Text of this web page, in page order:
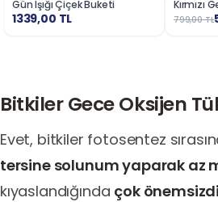
Gün Işığı Çiçek Buketi
1339,00 TL
%25
Kırmızı
799,00TL
Bitkiler Gece Oksijen
Evet, bitkiler fotosentez
tersine solunum yaparak az
kıyaslandığında çok